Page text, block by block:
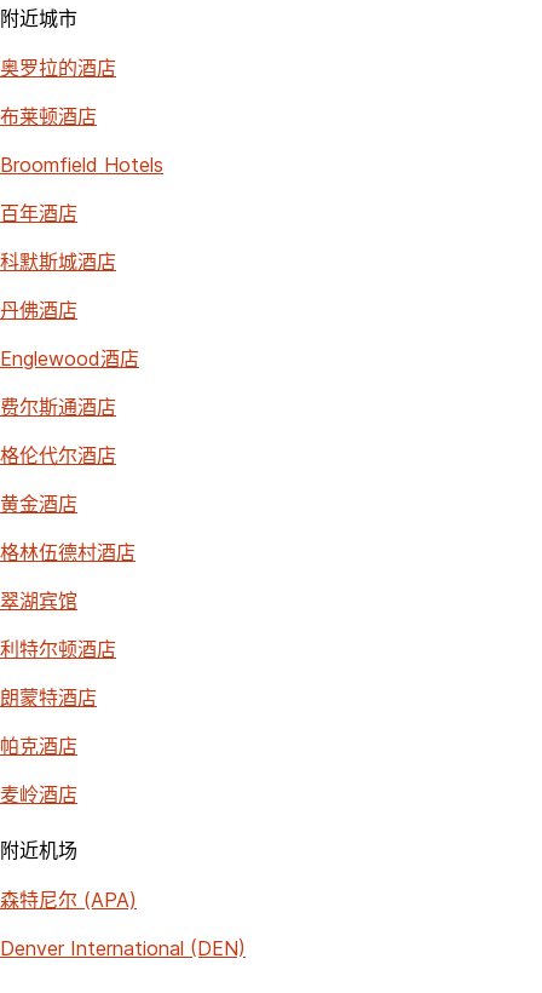
附近城市
奥罗拉的酒店
布莱顿酒店
Broomfield Hotels
百年酒店
科默斯城酒店
丹佛酒店
Englewood酒店
费尔斯通酒店
格伦代尔酒店
黄金酒店
格林伍德村酒店
翠湖宾馆
利特尔顿酒店
朗蒙特酒店
帕克酒店
麦岭酒店
附近机场
森特尼尔 (APA)
Denver International (DEN)